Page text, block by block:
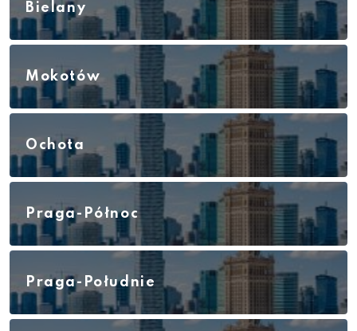
Bielany
Mokotów
Ochota
Praga-Północ
Praga-Południe